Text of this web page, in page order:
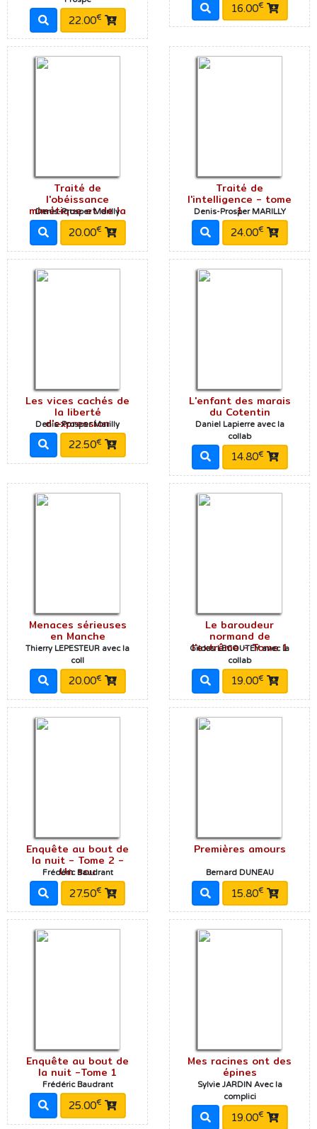
22.00€
16.00€
Traité de
l'obéissance
mimétique et de la
Denis-Prosper Marilly
20.00€
Traité de
l'intelligence - tome
1
Denis-Prosper MARILLY
24.00€
Les vices cachés de
la liberté
d'expression
Denis-Prosper Marilly
22.50€
L'enfant des marais
du Cotentin
Daniel Lapierre avec la
collab
14.80€
Menaces sérieuses
en Manche
Thierry LEPESTEUR avec la
coll
20.00€
Le baroudeur
normand de
l'extrême - Tome 1
Gildas LECOUTEY avec la
collab
19.00€
Enquête au bout de
la nuit - Tome 2 -
Un sou
Frédéric Baudrant
27.50€
Premières amours
Bernard DUNEAU
15.80€
Enquête au bout de
la nuit -Tome 1
Frédéric Baudrant
25.00€
Mes racines ont des
épines
Sylvie JARDIN Avec la
complici
19.00€